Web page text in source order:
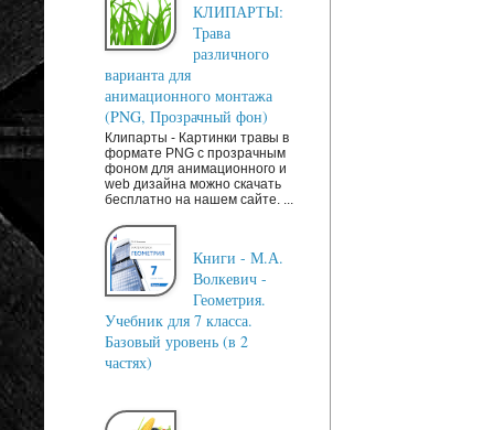
КЛИПАРТЫ:
Трава
различного
варианта для
анимационного монтажа
(PNG, Прозрачный фон)
Клипарты - Картинки травы в
формате PNG с прозрачным
фоном для анимационного и
web дизайна можно скачать
бесплатно на нашем сайте. ...
Книги - М.А.
Волкевич -
Геометрия.
Учебник для 7 класса.
Базовый уровень (в 2
частях)